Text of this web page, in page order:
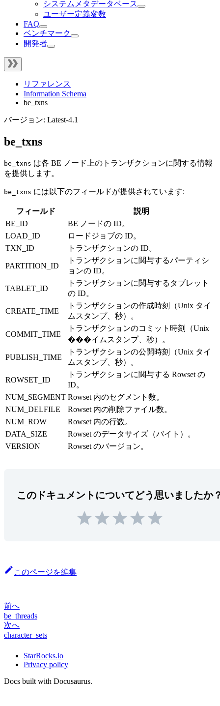
システムメタデータベース
ユーザー定義変数
FAQ
ベンチマーク
開発者
リファレンス
Information Schema
be_txns
バージョン: Latest-4.1
be_txns
be_txns は各 BE ノード上のトランザクションに関する情報
を提供します。
be_txns には以下のフィールドが提供されています:
フィールド
説明
BE_ID
BE ノードの ID。
LOAD_ID
ロードジョブの ID。
TXN_ID
トランザクションの ID。
PARTITION_ID
トランザクションに関与するパーティシ
ョンの ID。
TABLET_ID
トランザクションに関与するタブレット
の ID。
CREATE_TIME
トランザクションの作成時刻（Unix タイ
ムスタンプ、秒）。
COMMIT_TIME
トランザクションのコミット時刻（Unix
���イムスタンプ、秒）。
PUBLISH_TIME
トランザクションの公開時刻（Unix タイ
ムスタンプ、秒）。
ROWSET_ID
トランザクションに関与する Rowset の
ID。
NUM_SEGMENT Rowset 内のセグメント数。
NUM_DELFILE
Rowset 内の削除ファイル数。
NUM_ROW
Rowset 内の行数。
DATA_SIZE
Rowset のデータサイズ（バイト）。
VERSION
Rowset のバージョン。
このドキュメントについてどう思いましたか
このページを編集
前へ
be_threads
次へ
character_sets
StarRocks.io
Privacy policy
Docs built with Docusaurus.